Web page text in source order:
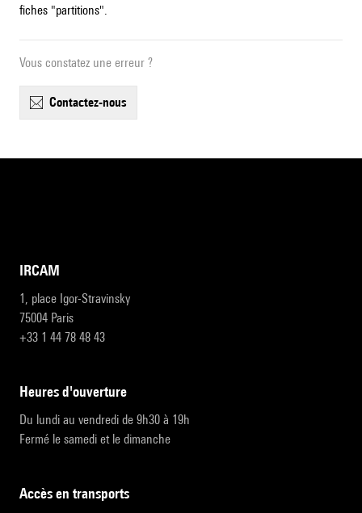
fiches "partitions".
Vous constatez une erreur ?
contactez-nous
IRCAM
1, place Igor-Stravinsky
75004 Paris
+33 1 44 78 48 43
heures d'ouverture
Du lundi au vendredi de 9h30 à 19h
Fermé le samedi et le dimanche
accès en transports